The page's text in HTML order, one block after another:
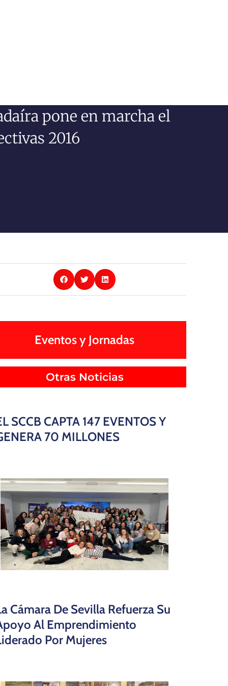
pone en marcha el
2016
Eventos y Jornadas
Otras Noticias
SCCB CAPTA 147 EVENTOS Y
70 MILLONES
Cámara De Sevilla Refuerza Su
Al Emprendimiento
Por Mujeres